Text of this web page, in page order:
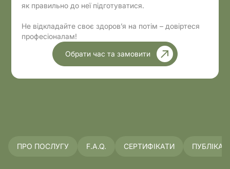
як правильно до неї підготуватися.
Не відкладайте своє здоров’я на потім – довіртеся
професіоналам!
Обрати час та замовити
ПРО ПОСЛУГУ F.A.Q. СЕРТИФІКАТИ